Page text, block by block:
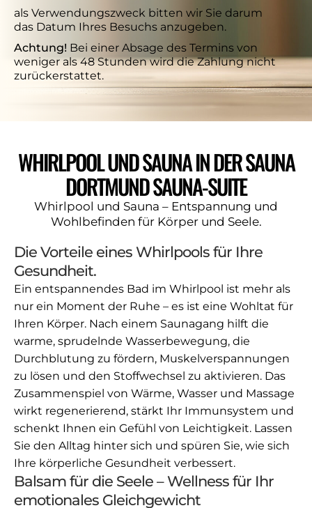
als Verwendungszweck bitten wir Sie darum
das Datum Ihres Besuchs anzugeben.
Achtung! Bei einer Absage des Termins von
weniger als 48 Stunden wird die Zahlung nicht
zurückerstattet.
WHIRLPOOL UND SAUNA IN DER SAUNA
DORTMUND SAUNA-SUITE
Whirlpool und Sauna – Entspannung und
Wohlbefinden für Körper und Seele.
Die Vorteile eines Whirlpools für Ihre
Gesundheit.
Ein entspannendes Bad im Whirlpool ist mehr als
nur ein Moment der Ruhe – es ist eine Wohltat für
Ihren Körper. Nach einem Saunagang hilft die
warme, sprudelnde Wasserbewegung, die
Durchblutung zu fördern, Muskelverspannungen
zu lösen und den Stoffwechsel zu aktivieren. Das
Zusammenspiel von Wärme, Wasser und Massage
wirkt regenerierend, stärkt Ihr Immunsystem und
schenkt Ihnen ein Gefühl von Leichtigkeit. Lassen
Sie den Alltag hinter sich und spüren Sie, wie sich
Ihre körperliche Gesundheit verbessert.
Balsam für die Seele – Wellness für Ihr
emotionales Gleichgewicht